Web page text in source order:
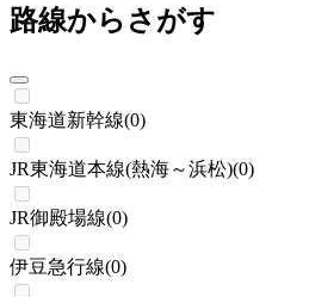
路線からさがす
東海道新幹線(0)
JR東海道本線(熱海～浜松)(0)
JR御殿場線(0)
伊豆急行線(0)